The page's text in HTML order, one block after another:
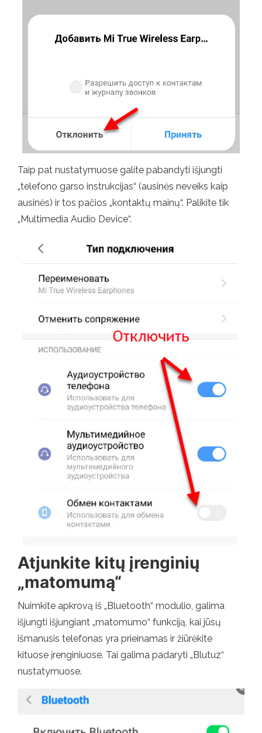
Taip pat nustatymuose galite pabandyti išjungti
„telefono garso instrukcijas“ (ausinės neveiks kaip
ausinės) ir tos pačios „kontaktų mainų“. Palikite tik
„Multimedia Audio Device“.
Atjunkite kitų įrenginių
„matomumą“
Nuimkite apkrovą iš „Bluetooth“ modulio, galima
išjungti išjungiant „matomumo“ funkciją, kai jūsų
išmanusis telefonas yra prieinamas ir žiūrėkite
kituose įrenginiuose. Tai galima padaryti „Blutuz“
nustatymuose.